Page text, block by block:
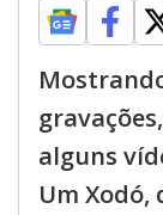
alguns
Um